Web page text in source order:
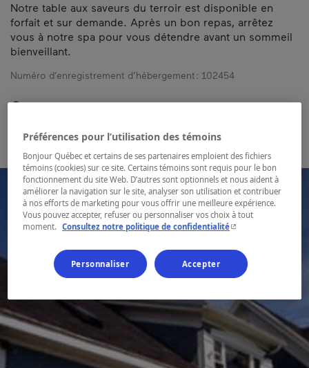
Notre table aux saveurs du terroir est disponible en
forfait et sur demande. Après un bon repas, arrêtez
vous à notre spa pour vous détendre avant un sommeil
bienveillant.
Numéro d’enregistrement d’hébergement : 102454
Carte et coordonnées
Préférences pour l’utilisation des témoins
Bonjour Québec et certains de ses partenaires emploient des fichiers
témoins (cookies) sur ce site. Certains témoins sont requis pour le bon
fonctionnement du site Web. D’autres sont optionnels et nous aident à
améliorer la navigation sur le site, analyser son utilisation et contribuer
à nos efforts de marketing pour vous offrir une meilleure expérience.
Vous pouvez accepter, refuser ou personnaliser vos choix à tout
moment.
Consultez notre politique de confidentialité- Cet hyperlien
Personnaliser Accepter